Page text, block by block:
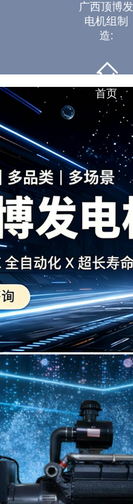
广西顶博发
电机组制
造:
首页